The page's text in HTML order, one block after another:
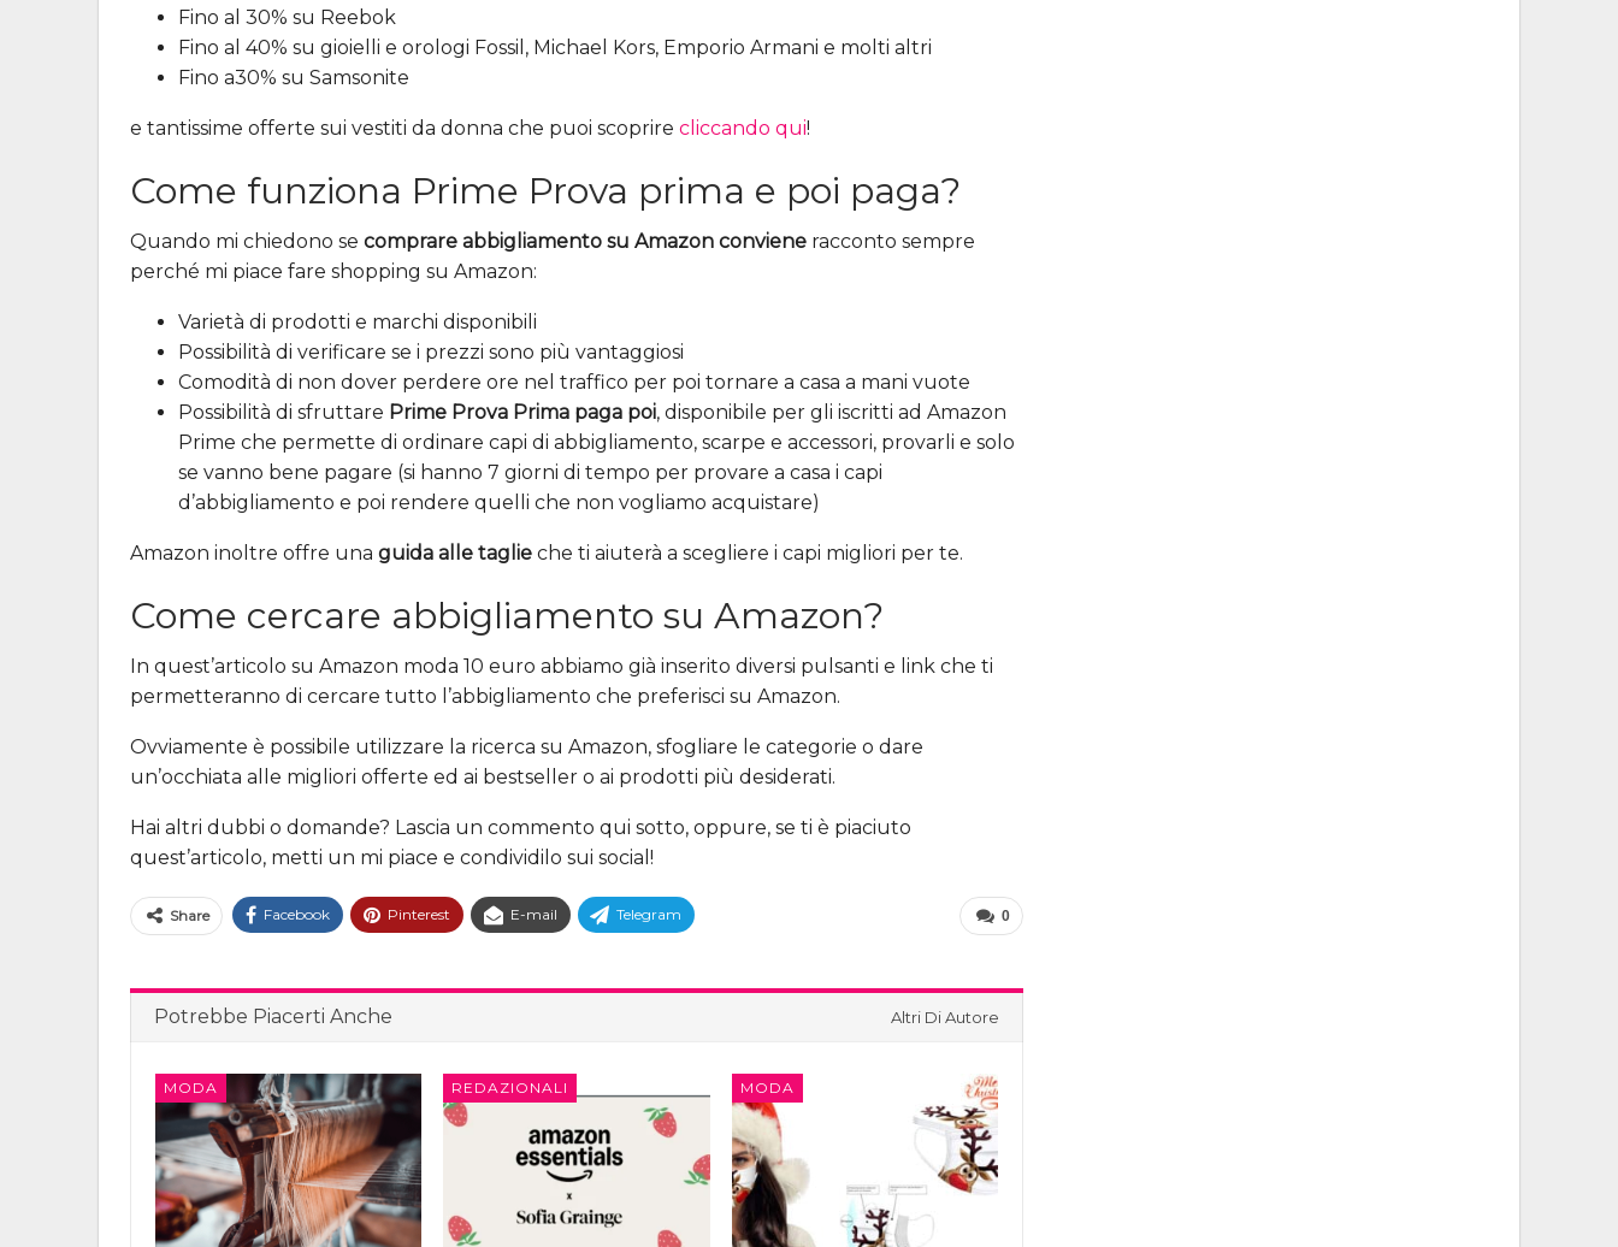
Fino al 30% su Reebok
Fino al 40% su gioielli e orologi Fossil, Michael Kors, Emporio Armani e molti altri
Fino a30% su Samsonite
e tantissime offerte sui vestiti da donna che puoi scoprire cliccando qui!
Come funziona Prime Prova prima e poi paga?
Quando mi chiedono se comprare abbigliamento su Amazon conviene racconto sempre
perché mi piace fare shopping su Amazon:
Varietà di prodotti e marchi disponibili
Possibilità di verificare se i prezzi sono più vantaggiosi
Comodità di non dover perdere ore nel traffico per poi tornare a casa a mani vuote
Possibilità di sfruttare Prime Prova Prima paga poi, disponibile per gli iscritti ad Amazon
Prime che permette di ordinare capi di abbigliamento, scarpe e accessori, provarli e solo
se vanno bene pagare (si hanno 7 giorni di tempo per provare a casa i capi
d’abbigliamento e poi rendere quelli che non vogliamo acquistare)
Amazon inoltre offre una guida alle taglie che ti aiuterà a scegliere i capi migliori per te.
Come cercare abbigliamento su Amazon?
In quest’articolo su Amazon moda 10 euro abbiamo già inserito diversi pulsanti e link che ti
permetteranno di cercare tutto l’abbigliamento che preferisci su Amazon.
Ovviamente è possibile utilizzare la ricerca su Amazon, sfogliare le categorie o dare
un’occhiata alle migliori offerte ed ai bestseller o ai prodotti più desiderati.
Hai altri dubbi o domande? Lascia un commento qui sotto, oppure, se ti è piaciuto
quest’articolo, metti un mi piace e condividilo sui social!
0
Share Facebook Pinterest E-mail Telegram
Potrebbe Piacerti Anche Altri Di Autore
MODA REDAZIONALI MODA